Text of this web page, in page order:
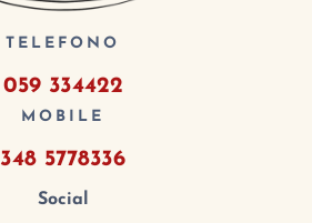
TELEFONO
059 334422
MOBILE
348 5778336
Social